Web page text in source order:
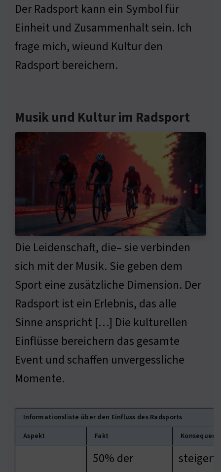
Der Radsport kann ein Symbol für
Einheit und Zusammenhalt sein. Ich
frage mich, wieund Kultur den
Radsport bereichern.
Musik und Kultur im Radsport
Die Leidenschaft, die– sie verbinden
sich mit der Musik. Sie geben dem
Sport eine zusätzliche Dimension. Der
Radsport ist ein Erlebnis, das alle
Sinne anspricht […] Die kulturellen
Einflüsse bereichern das gesamte
Event und schaffen unvergessliche
Momente.
Informationsliste über den Einfluss des Radsports
Aspekt
Fakt Konsequenz
50% der
steigert